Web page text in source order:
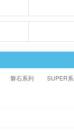
磐石系列 SUPER